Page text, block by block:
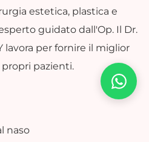
estetica, plastica e
guidato dall'Op. Il Dr.
lavora per fornire il miglior
propri pazienti.
naso